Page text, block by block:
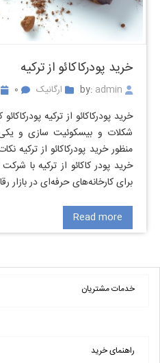
خرید پودرکاکائو از ترکیه
admin ارگانیک
خرید پودرکاکائو از ترکیه
شکلات و بیسکوئیت سازی و
منظور خرید پودرکاکائو از ترکیه
خرید پودر کاکائو از ترکیه با
برای کارخانه‌های حرفه‌ای در بازار
Read more
خدمات مشتریان
راهنمای خرید